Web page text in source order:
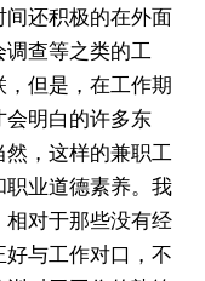
还积极的在外面
调查等之类的工
但是，在工作期
会明白的许多东
，这样的兼职工
业道德素养。我
对于那些没有经
与工作对口，不